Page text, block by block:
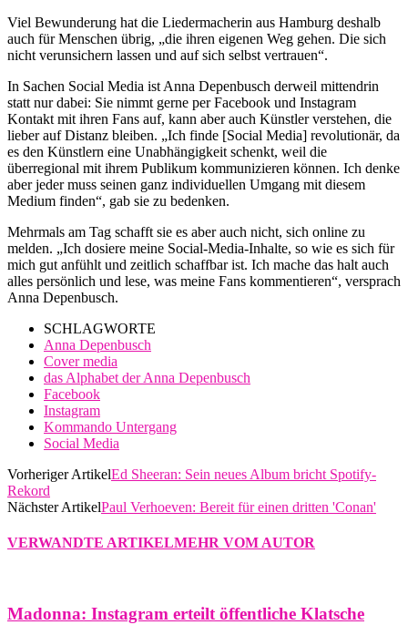
Viel Bewunderung hat die Liedermacherin aus Hamburg deshalb
auch für Menschen übrig, „die ihren eigenen Weg gehen. Die sich
nicht verunsichern lassen und auf sich selbst vertrauen“.
In Sachen Social Media ist Anna Depenbusch derweil mittendrin
statt nur dabei: Sie nimmt gerne per Facebook und Instagram
Kontakt mit ihren Fans auf, kann aber auch Künstler verstehen, die
lieber auf Distanz bleiben. „Ich finde [Social Media] revolutionär, da
es den Künstlern eine Unabhängigkeit schenkt, weil die
überregional mit ihrem Publikum kommunizieren können. Ich denke
aber jeder muss seinen ganz individuellen Umgang mit diesem
Medium finden“, gab sie zu bedenken.
Mehrmals am Tag schafft sie es aber auch nicht, sich online zu
melden. „Ich dosiere meine Social-Media-Inhalte, so wie es sich für
mich gut anfühlt und zeitlich schaffbar ist. Ich mache das halt auch
alles persönlich und lese, was meine Fans kommentieren“, versprach
Anna Depenbusch.
SCHLAGWORTE
Anna Depenbusch
Cover media
das Alphabet der Anna Depenbusch
Facebook
Instagram
Kommando Untergang
Social Media
Vorheriger ArtikelEd Sheeran: Sein neues Album bricht Spotify-
Rekord
Nächster ArtikelPaul Verhoeven: Bereit für einen dritten 'Conan'
VERWANDTE ARTIKELMEHR VOM AUTOR
Madonna: Instagram erteilt öffentliche Klatsche